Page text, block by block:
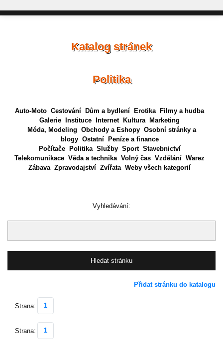
Katalog stránek
Politika
Auto-Moto Cestování Dům a bydlení Erotika
Filmy a hudba
Galerie
Instituce Internet Kultura
Marketing
Móda, Modeling Obchody a Eshopy Osobní stránky a
blogy Ostatní
Peníze a finance
Počítače
Politika Služby Sport Stavebnictví
Telekomunikace Věda a technika Volný čas Vzdělání Warez
Zábava Zpravodajství Zvířata Weby všech kategorií
Vyhledávání:
Přidat stránku do katalogu
Strana: 1
Strana: 1